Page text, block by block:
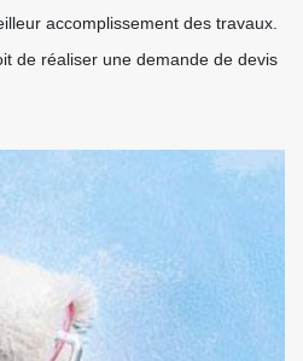
accomplissement des travaux.
de réaliser une demande de devis